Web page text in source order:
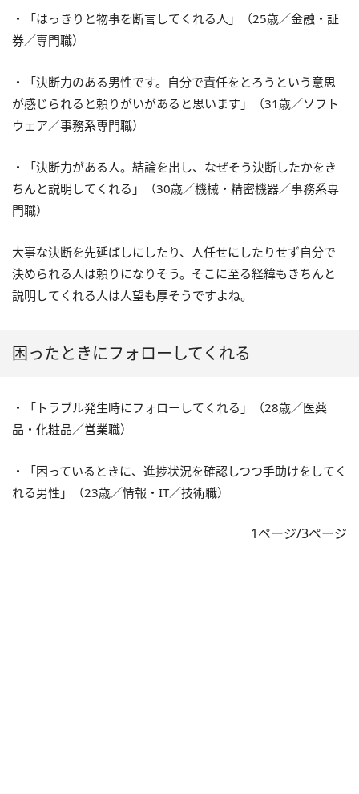
・「はっきりと物事を断言してくれる人」（25歳／金融・証
券／専門職）
・「決断力のある男性です。自分で責任をとろうという意思
が感じられると頼りがいがあると思います」（31歳／ソフト
ウェア／事務系専門職）
・「決断力がある人。結論を出し、なぜそう決断したかをき
ちんと説明してくれる」（30歳／機械・精密機器／事務系専
門職）
大事な決断を先延ばしにしたり、人任せにしたりせず自分で
決められる人は頼りになりそう。そこに至る経緯もきちんと
説明してくれる人は人望も厚そうですよね。
困ったときにフォローしてくれる
・「トラブル発生時にフォローしてくれる」（28歳／医薬
品・化粧品／営業職）
・「困っているときに、進捗状況を確認しつつ手助けをしてく
れる男性」（23歳／情報・IT／技術職）
1ページ/3ページ